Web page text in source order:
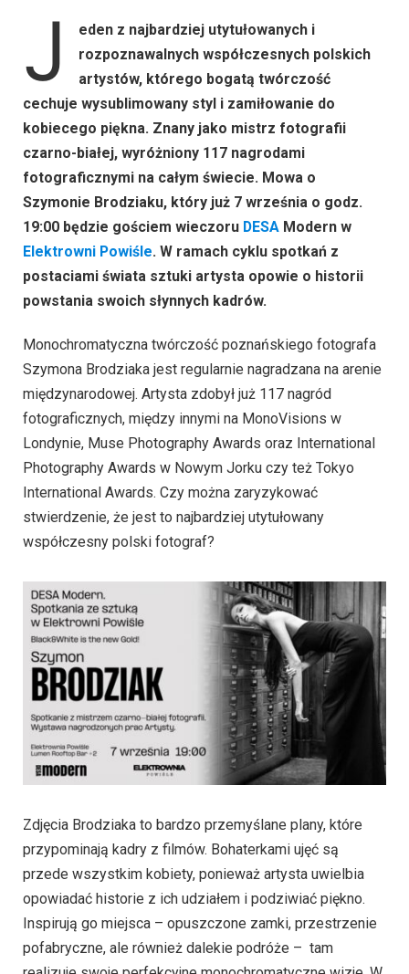
J
eden z najbardziej utytułowanych i
rozpoznawalnych współczesnych polskich
artystów, którego bogatą twórczość
cechuje wysublimowany styl i zamiłowanie do
kobiecego piękna. Znany jako mistrz fotografii
czarno-białej, wyróżniony 117 nagrodami
fotograficznymi na całym świecie. Mowa o
Szymonie Brodziaku, który już 7 września o godz.
19:00 będzie gościem wieczoru DESA Modern w
Elektrowni Powiśle. W ramach cyklu spotkań z
postaciami świata sztuki artysta opowie o historii
powstania swoich słynnych kadrów.
Monochromatyczna twórczość poznańskiego fotografa
Szymona Brodziaka jest regularnie nagradzana na arenie
międzynarodowej. Artysta zdobył już 117 nagród
fotograficznych, między innymi na MonoVisions w
Londynie, Muse Photography Awards oraz International
Photography Awards w Nowym Jorku czy też Tokyo
International Awards. Czy można zaryzykować
stwierdzenie, że jest to najbardziej utytułowany
współczesny polski fotograf?
Zdjęcia Brodziaka to bardzo przemyślane plany, które
przypominają kadry z filmów. Bohaterkami ujęć są
przede wszystkim kobiety, ponieważ artysta uwielbia
opowiadać historie z ich udziałem i podziwiać piękno.
Inspirują go miejsca – opuszczone zamki, przestrzenie
pofabryczne, ale również dalekie podróże – tam